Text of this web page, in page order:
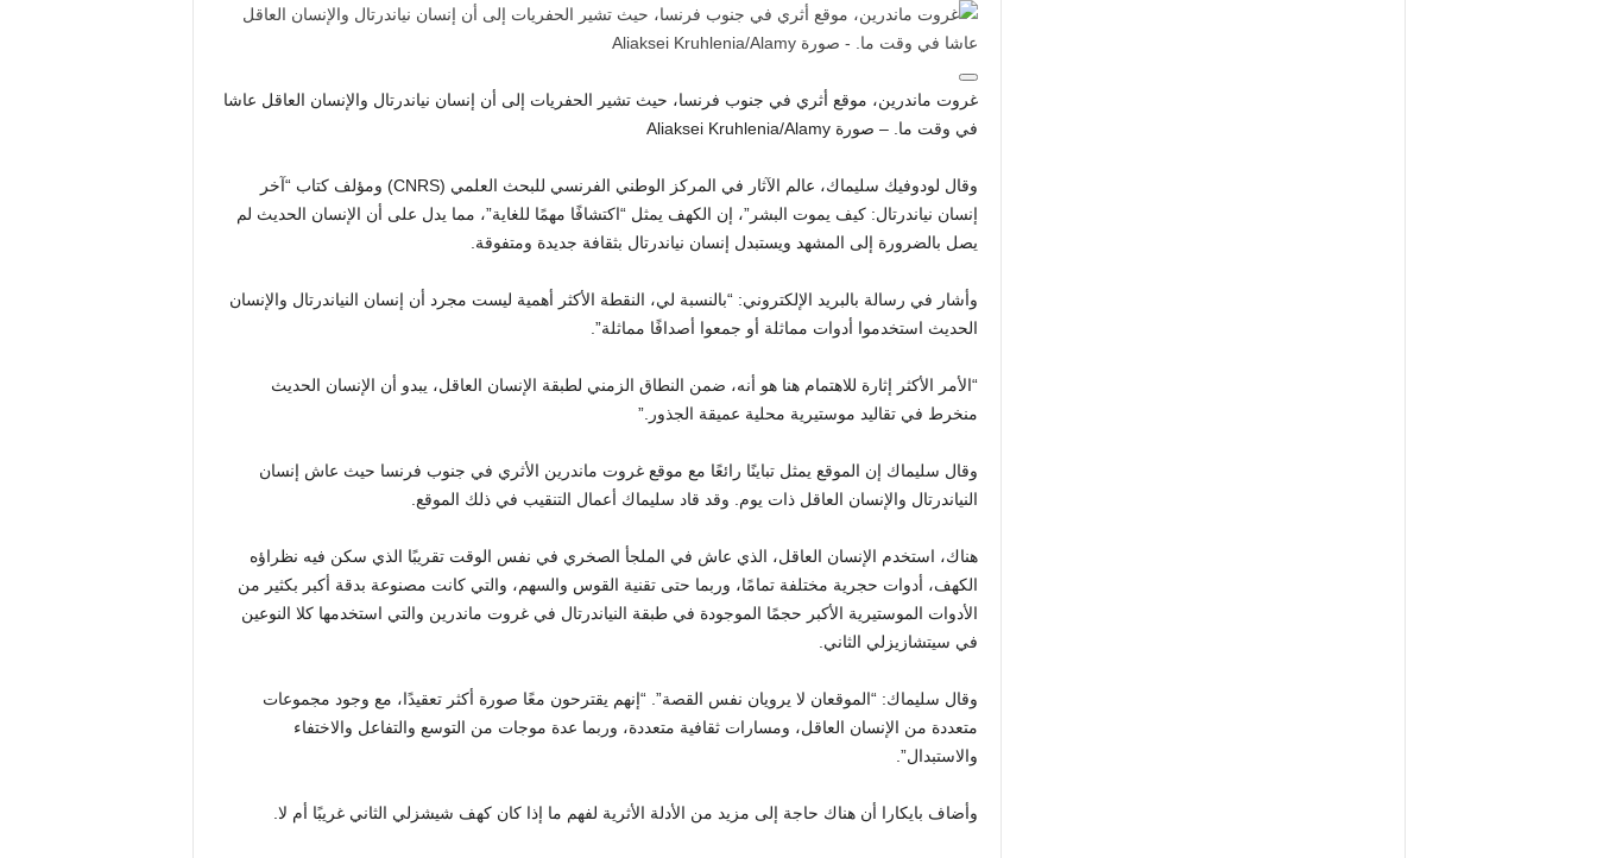
غروت ماندرين، موقع أثري في جنوب فرنسا، حيث تشير الحفريات إلى أن إنسان نياندرتال والإنسان العاقل عاشا
في وقت ما. – صورة Aliaksei Kruhlenia/Alamy
وقال لودوفيك سليماك، عالم الآثار في المركز الوطني الفرنسي للبحث العلمي (CNRS) ومؤلف كتاب “آخر
إنسان نياندرتال: كيف يموت البشر”، إن الكهف يمثل “اكتشافًا مهمًا للغاية”، مما يدل على أن الإنسان الحديث لم
يصل بالضرورة إلى المشهد ويستبدل إنسان نياندرتال بثقافة جديدة ومتفوقة.
وأشار في رسالة بالبريد الإلكتروني: “بالنسبة لي، النقطة الأكثر أهمية ليست مجرد أن إنسان النياندرتال والإنسان
الحديث استخدموا أدوات مماثلة أو جمعوا أصدافًا مماثلة”.
“الأمر الأكثر إثارة للاهتمام هنا هو أنه، ضمن النطاق الزمني لطبقة الإنسان العاقل، يبدو أن الإنسان الحديث
منخرط في تقاليد موستيرية محلية عميقة الجذور.”
وقال سليماك إن الموقع يمثل تباينًا رائعًا مع موقع غروت ماندرين الأثري في جنوب فرنسا حيث عاش إنسان
النياندرتال والإنسان العاقل ذات يوم. وقد قاد سليماك أعمال التنقيب في ذلك الموقع.
هناك، استخدم الإنسان العاقل، الذي عاش في الملجأ الصخري في نفس الوقت تقريبًا الذي سكن فيه نظراؤه
الكهف، أدوات حجرية مختلفة تمامًا، وربما حتى تقنية القوس والسهم، والتي كانت مصنوعة بدقة أكبر بكثير من
الأدوات الموستيرية الأكبر حجمًا الموجودة في طبقة النياندرتال في غروت ماندرين والتي استخدمها كلا النوعين
في سيتشازيزلي الثاني.
وقال سليماك: “الموقعان لا يرويان نفس القصة”. “إنهم يقترحون معًا صورة أكثر تعقيدًا، مع وجود مجموعات
متعددة من الإنسان العاقل، ومسارات ثقافية متعددة، وربما عدة موجات من التوسع والتفاعل والاختفاء
والاستبدال”.
وأضاف بايكارا أن هناك حاجة إلى مزيد من الأدلة الأثرية لفهم ما إذا كان كهف شيشزلي الثاني غريبًا أم لا.